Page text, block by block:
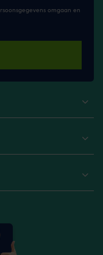
omgaan en